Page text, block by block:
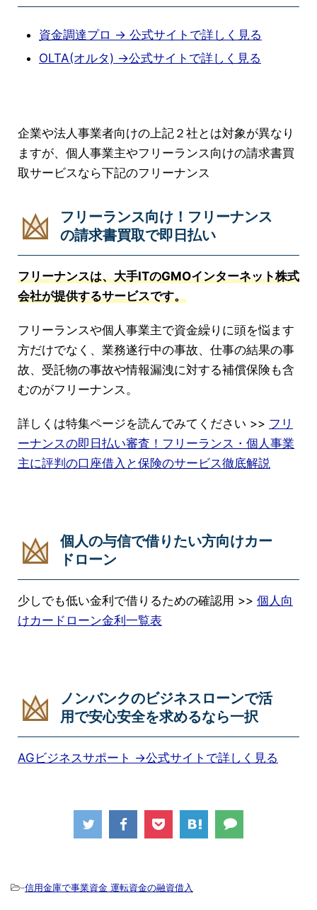
資金調達プロ → 公式サイトで詳しく見る
OLTA(オルタ) →公式サイトで詳しく見る
企業や法人事業者向けの上記２社とは対象が異なり
ますが、個人事業主やフリーランス向けの請求書買
取サービスなら下記のフリーナンス
フリーランス向け！フリーナンス
の請求書買取で即日払い
フリーナンスは、大手ITのGMOインターネット株式
会社が提供するサービスです。
フリーランスや個人事業主で資金繰りに頭を悩ます
方だけでなく、業務遂行中の事故、仕事の結果の事
故、受託物の事故や情報漏洩に対する補償保険も含
むのがフリーナンス。
詳しくは特集ページを読んでみてください >> フリ
ーナンスの即日払い審査！フリーランス・個人事業
主に評判の口座借入と保険のサービス徹底解説
個人の与信で借りたい方向けカー
ドローン
少しでも低い金利で借りるための確認用 >> 個人向
けカードローン金利一覧表
ノンバンクのビジネスローンで活
用で安心安全を求めるなら一択
AGビジネスサポート →公式サイトで詳しく見る
-信用金庫で事業資金 運転資金の融資借入